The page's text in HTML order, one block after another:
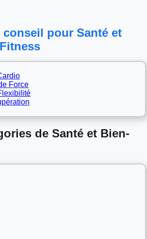
conseil pour Santé et
Force
de Santé et Bien-